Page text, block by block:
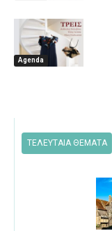
Agenda
ΤΕΛΕΥΤΑΙΑ ΘΕΜΑΤΑ